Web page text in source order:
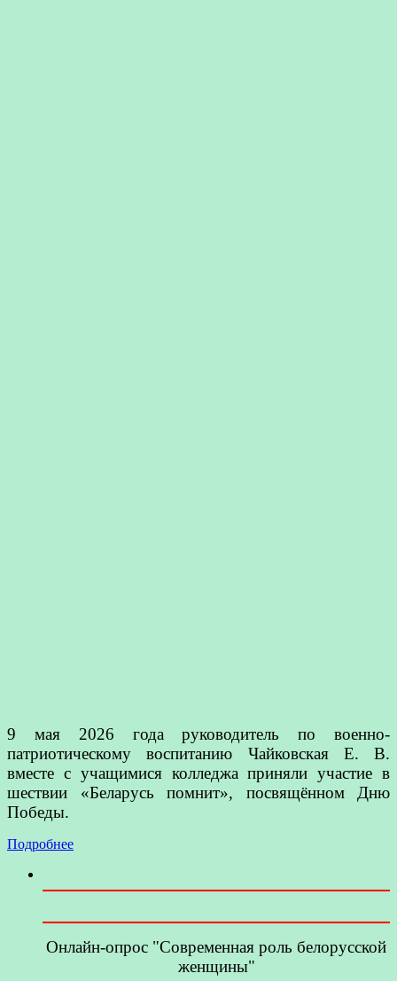
9 мая 2026 года руководитель по военно-
патриотическому воспитанию Чайковская Е. В.
вместе с учащимися колледжа приняли участие в
шествии «Беларусь помнит», посвящённом Дню
Победы.
Подробнее
Онлайн-опрос "Современная роль белорусской
женщины"